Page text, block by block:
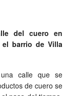
del cuero en
barrio de Villa
calle que se
de cuero se